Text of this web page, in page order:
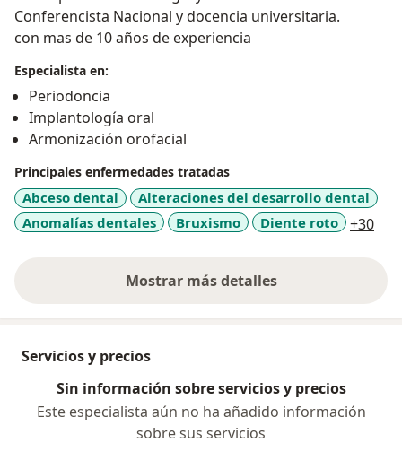
Conferencista Nacional y docencia universitaria.
con mas de 10 años de experiencia
Especialista en:
Periodoncia
Implantología oral
Armonización orofacial
Principales enfermedades tratadas
Abceso dental
Alteraciones del desarrollo dental
Anomalías dentales
Bruxismo Diente roto +30
Mostrar más detalles
sobre la experiencia
Servicios y precios
Sin información sobre servicios y precios
Este especialista aún no ha añadido información
sobre sus servicios